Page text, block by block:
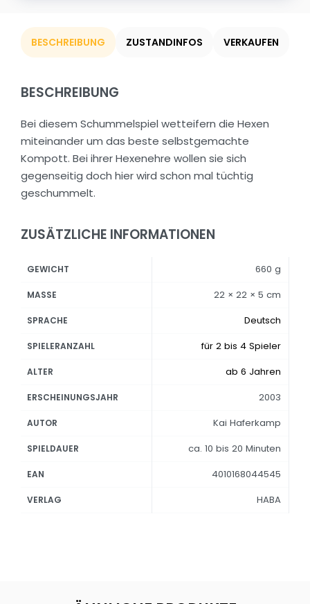
BESCHREIBUNG ZUSTANDINFOS VERKAUFEN
BESCHREIBUNG
Bei diesem Schummelspiel wetteifern die Hexen
miteinander um das beste selbstgemachte
Kompott. Bei ihrer Hexenehre wollen sie sich
gegenseitig doch hier wird schon mal tüchtig
geschummelt.
ZUSÄTZLICHE INFORMATIONEN
GEWICHT 660 g
MASSE 22 × 22 × 5 cm
SPRACHE Deutsch
SPIELERANZAHL für 2 bis 4 Spieler
ALTER ab 6 Jahren
ERSCHEINUNGSJAHR 2003
AUTOR Kai Haferkamp
SPIELDAUER ca. 10 bis 20 Minuten
EAN 4010168044545
VERLAG HABA